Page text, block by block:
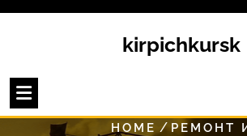
kirpichkursk
HOME /РЕМОНТ